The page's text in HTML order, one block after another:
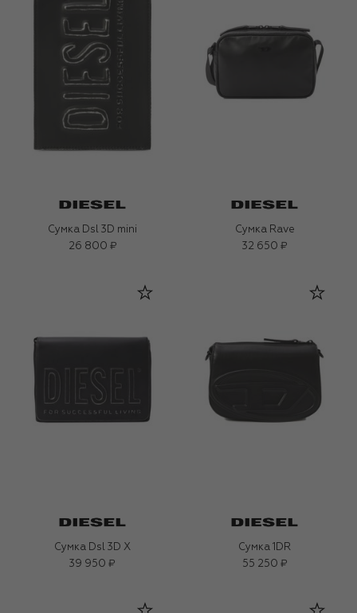
Сумка Dsl 3D mini
26 800 ₽
Сумка Rave
32 650 ₽
Сумка Dsl 3D X
39 950 ₽
Сумка 1DR
55 250 ₽